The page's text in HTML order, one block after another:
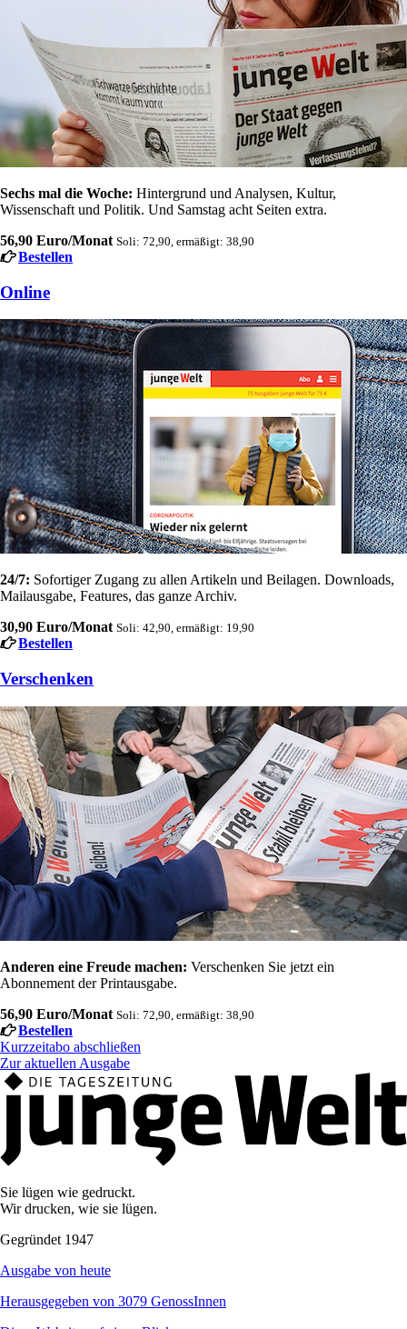
Sechs mal die Woche: Hintergrund und Analysen, Kultur,
Wissenschaft und Politik. Und Samstag acht Seiten extra.
56,90 Euro/Monat Soli: 72,90, ermäßigt: 38,90
Bestellen
Online
24/7: Sofortiger Zugang zu allen Artikeln und Beilagen. Downloads,
Mailausgabe, Features, das ganze Archiv.
30,90 Euro/Monat Soli: 42,90, ermäßigt: 19,90
Bestellen
Verschenken
Anderen eine Freude machen: Verschenken Sie jetzt ein
Abonnement der Printausgabe.
56,90 Euro/Monat Soli: 72,90, ermäßigt: 38,90
Bestellen
Kurzzeitabo abschließen
Zur aktuellen Ausgabe
Sie lügen wie gedruckt.
Wir drucken, wie sie lügen.
Gegründet 1947
Ausgabe von heute
Herausgegeben von 3079 GenossInnen